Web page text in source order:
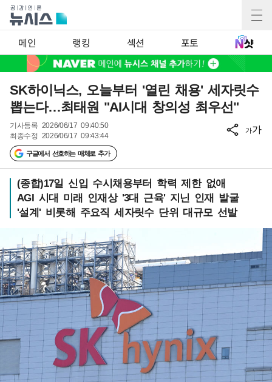
메인 랭킹 섹션 포토
SK하이닉스, 오늘부터 '열린 채용' 세자릿수
뽑는다…최태원 "AI시대 창의성 최우선"
기사등록 2026/06/17 09:40:50
최종수정 2026/06/17 09:43:44
구글에서 선호하는 매체로 추가
가가
(종합)17일 신입 수시채용부터 학력 제한 없애
AGI 시대 미래 인재상 '3대 근육' 지닌 인재 발굴
'설계' 비롯해 주요직 세자릿수 단위 대규모 선발